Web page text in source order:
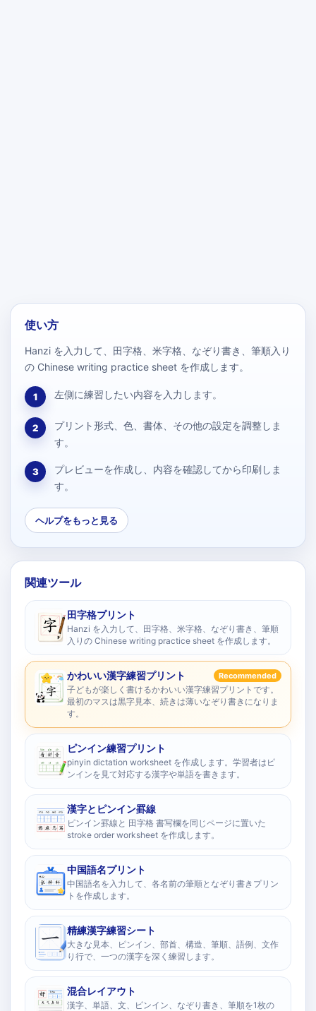
使い方
Hanzi を入力して、田字格、米字格、なぞり書き、筆順入り
の Chinese writing practice sheet を作成します。
1 左側に練習したい内容を入力します。
2
プリント形式、色、書体、その他の設定を調整しま
す。
3
プレビューを作成し、内容を確認してから印刷しま
す。
ヘルプをもっと見る
関連ツール
田字格プリント
Hanzi を入力して、田字格、米字格、なぞり書き、筆順
入りの Chinese writing practice sheet を作成します。
かわいい漢字練習プリント Recommended
子どもが楽しく書けるかわいい漢字練習プリントです。
最初のマスは黒字見本、続きは薄いなぞり書きになりま
す。
ピンイン練習プリント
pinyin dictation worksheet を作成します。学習者はピ
ンインを見て対応する漢字や単語を書きます。
漢字とピンイン罫線
ピンイン罫線と 田字格 書写欄を同じページに置いた
stroke order worksheet を作成します。
中国語名プリント
中国語名を入力して、各名前の筆順となぞり書きプリン
トを作成します。
精練漢字練習シート
大きな見本、ピンイン、部首、構造、筆順、語例、文作
り行で、一つの漢字を深く練習します。
混合レイアウト
漢字、単語、文、ピンイン、なぞり書き、筆順を1枚の